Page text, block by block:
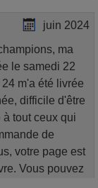
juin 2024
ma
le samedi 22
m'a été livrée
difficile d'être
tout ceux qui
de
votre page est
Vous pouvez